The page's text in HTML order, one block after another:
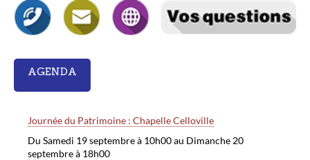
AGENDA
Journée du Patrimoine : Chapelle Celloville
Du Samedi 19 septembre à 10h00 au Dimanche 20
septembre à 18h00